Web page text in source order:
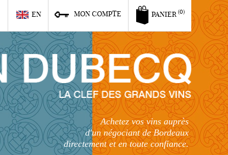
PANIER (0)
MON COMPTE
EN
Achetez vos vins auprès
d'un négociant de Bordeaux
directement et en toute confiance.